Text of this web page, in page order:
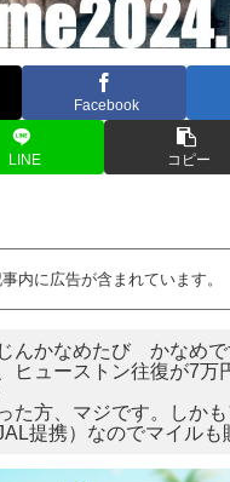
Facebook
LINE コピー
内に広告が含まれています。
んかなめたび かなめで
ヒューストン往復が7万
た方、マジです。しか
提携）なのでマイルも